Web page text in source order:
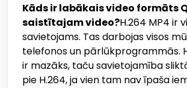
Kāds ir labākais video formāts
saistītajam video?H.264 MP4 ir
savietojams. Tas darbojas visos
telefonos un pārlūkprogrammās.
ir mazāks, taču savietojamība
pie H.264, ja vien tam nav īpaša